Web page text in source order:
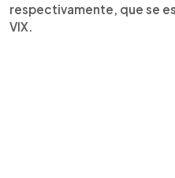
respectivamente, que se
VIX.